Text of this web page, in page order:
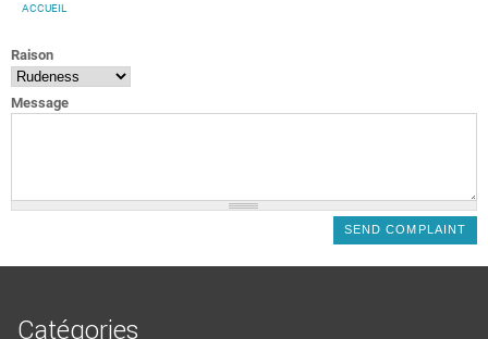
ACCUEIL
Raison
Message
Catégories